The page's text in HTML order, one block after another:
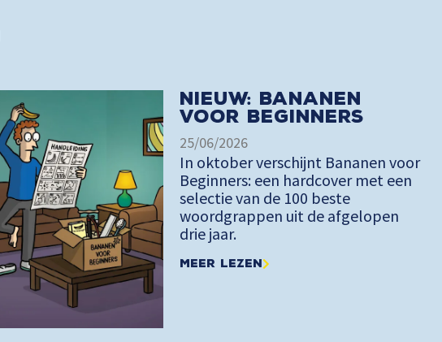
Nieuw: Bananen
voor Beginners
25/06/2026
In oktober verschijnt Bananen voor
Beginners: een hardcover met een
selectie van de 100 beste
woordgrappen uit de afgelopen
drie jaar.
Meer lezen